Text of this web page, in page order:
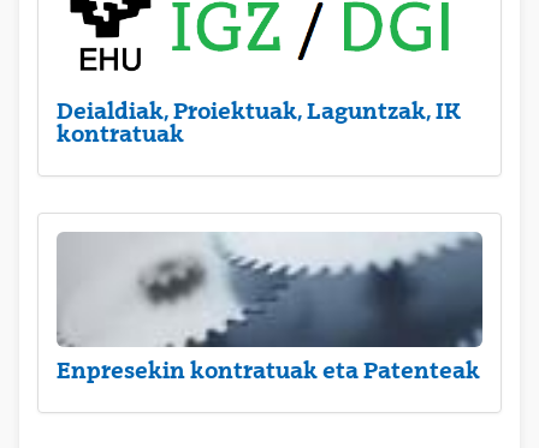
Deialdiak, Proiektuak, Laguntzak, IK
kontratuak
Enpresekin kontratuak eta Patenteak